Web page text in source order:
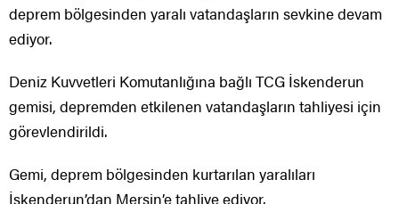
deprem bölgesinden yaralı vatandaşların sevkine devam
ediyor.
Deniz Kuvvetleri Komutanlığına bağlı TCG İskenderun
gemisi, depremden etkilenen vatandaşların tahliyesi için
görevlendirildi.
Gemi, deprem bölgesinden kurtarılan yaralıları
İskenderun’dan Mersin’e tahliye ediyor.